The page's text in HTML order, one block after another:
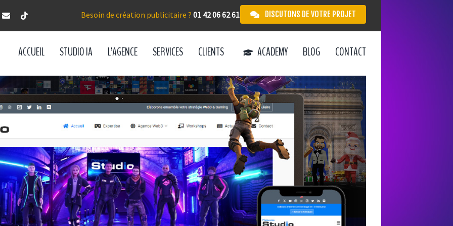
Besoin de création publicitaire ? 01 42 06 62 61 DISCUTONS DE VOTRE PROJET
ACCUEIL STUDIO IA L’AGENCE SERVICES CLIENTS ACADEMY BLOG CONTACT